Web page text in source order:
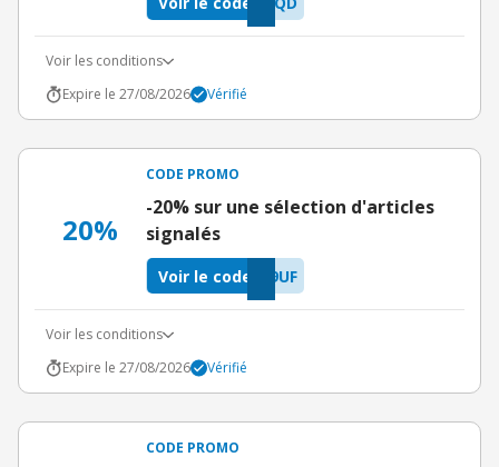
Voir les conditions
Expire le 27/08/2026
Vérifié
20%
CODE PROMO
-20% sur une sélection d'articles
signalés
9UF
Voir le code
Voir les conditions
Expire le 27/08/2026
Vérifié
CODE PROMO